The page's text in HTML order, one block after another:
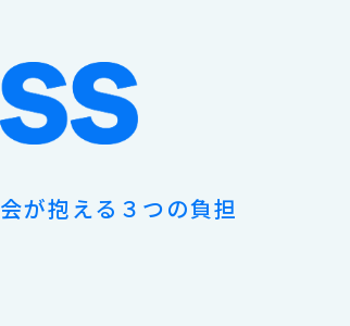
が抱える３つの負担